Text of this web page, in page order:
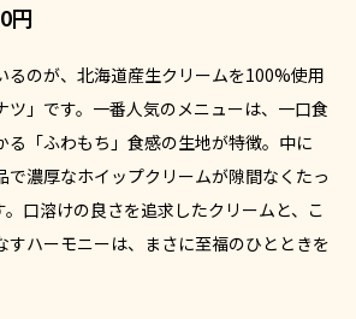
円
るのが、北海道産生クリームを100%使用
ツ」です。一番人気のメニューは、一口食
る「ふわもち」食感の生地が特徴。中に
で濃厚なホイップクリームが隙間なくたっ
口溶けの良さを追求したクリームと、こ
すハーモニーは、まさに至福のひとときを